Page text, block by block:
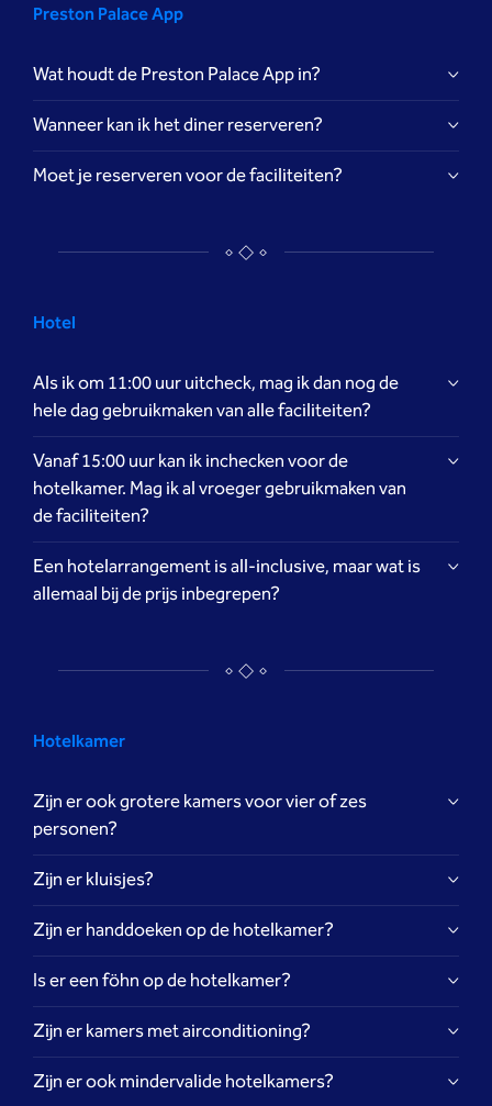
Preston Palace App
Wat houdt de Preston Palace App in?
Mijn Omgeving
Wanneer kan ik het diner reserveren?
Moet je reserveren voor de faciliteiten?
Hotel
Als ik om 11:00 uur uitcheck, mag ik dan nog de
hele dag gebruikmaken van alle faciliteiten?
Vanaf 15:00 uur kan ik inchecken voor de
hotelkamer. Mag ik al vroeger gebruikmaken van
de faciliteiten?
Een hotelarrangement is all-inclusive, maar wat is
allemaal bij de prijs inbegrepen?
Hotelkamer
Zijn er ook grotere kamers voor vier of zes
personen?
Zijn er kluisjes?
Zijn er handdoeken op de hotelkamer?
Is er een föhn op de hotelkamer?
Zijn er kamers met airconditioning?
Zijn er ook mindervalide hotelkamers?